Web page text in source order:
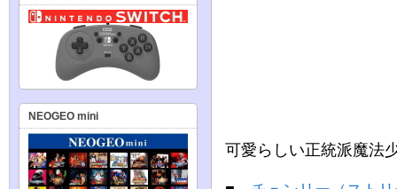
可愛らしい正統派魔法
NEOGEO mini